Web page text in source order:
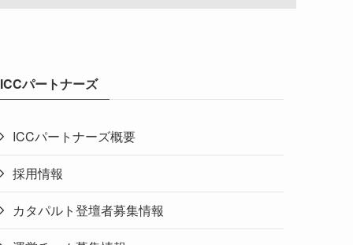
ICCパートナーズ
ICCパートナーズ概要
採用情報
カタパルト登壇者募集情報